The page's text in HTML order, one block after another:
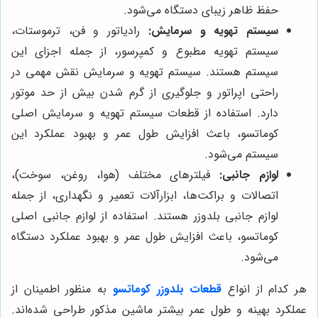
حفظ ظاهر زیبای دستگاه می‌شود.
سیستم تهویه و سرمایش: رادیاتور و فن، ترموستات،
سیستم تهویه مطبوع و کمپرسور، از جمله اجزای این
سیستم هستند. سیستم تهویه و سرمایش نقش مهمی در
راحتی اپراتور و جلوگیری از گرم شدن بیش از حد موتور
دارد. استفاده از قطعات سیستم تهویه و سرمایش اصلی
کوماتسو، باعث افزایش طول عمر و بهبود عملکرد این
سیستم می‌شود.
لوازم جانبی: فیلترهای مختلف (هوا، روغن، سوخت)،
اتصالات و براکت‌ها، ابزارآلات تعمیر و نگهداری، از جمله
لوازم جانبی بلدوزر هستند. استفاده از لوازم جانبی اصلی
کوماتسو، باعث افزایش طول عمر و بهبود عملکرد دستگاه
می‌شود.
هر کدام از انواع قطعات بلدوزر کوماتسو به منظور اطمینان از
عملکرد بهینه و طول عمر بیشتر ماشین مذکور طراحی شده‌اند.